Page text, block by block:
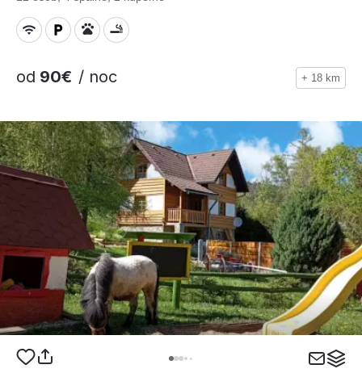
od 90€ / noc + 18 km